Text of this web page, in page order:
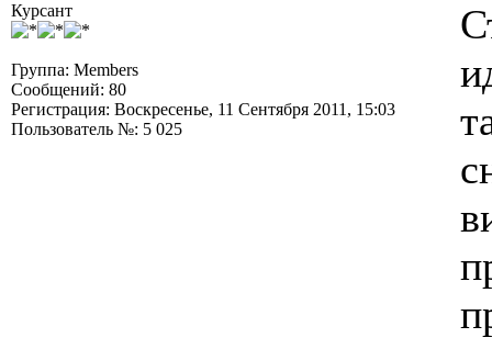
Курсант
Группа: Members
Сообщений: 80
Регистрация: Воскресенье, 11 Сентября 2011, 15:03
Пользователь №: 5 025